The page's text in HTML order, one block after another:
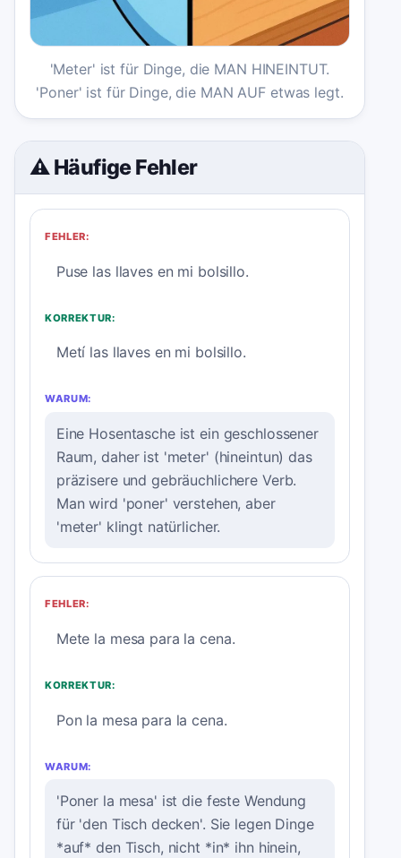
'Meter' ist für Dinge, die MAN HINEINTUT.
'Poner' ist für Dinge, die MAN AUF etwas legt.
⚠️ Häufige Fehler
FEHLER:
Puse las llaves en mi bolsillo.
KORREKTUR:
Metí las llaves en mi bolsillo.
WARUM:
Eine Hosentasche ist ein geschlossener
Raum, daher ist 'meter' (hineintun) das
präzisere und gebräuchlichere Verb.
Man wird 'poner' verstehen, aber
'meter' klingt natürlicher.
FEHLER:
Mete la mesa para la cena.
KORREKTUR:
Pon la mesa para la cena.
WARUM:
'Poner la mesa' ist die feste Wendung
für 'den Tisch decken'. Sie legen Dinge
*auf* den Tisch, nicht *in* ihn hinein,